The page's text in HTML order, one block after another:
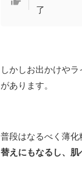
了
しかしお出かけや
があります。
普段はなるべく薄化
替えにもなるし、